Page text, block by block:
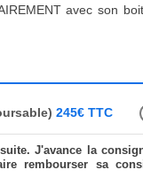
avec son
245€ TTC
J'avance la
rembourser sa